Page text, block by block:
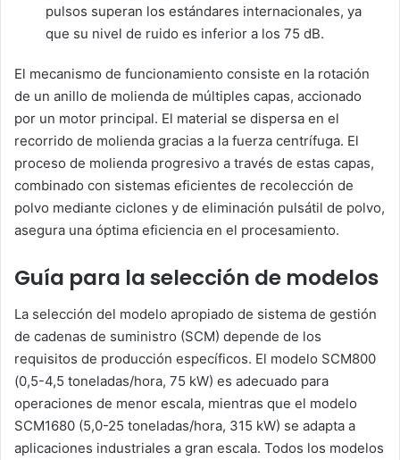
pulsos superan los estándares internacionales, ya
que su nivel de ruido es inferior a los 75 dB.
El mecanismo de funcionamiento consiste en la rotación
de un anillo de molienda de múltiples capas, accionado
por un motor principal. El material se dispersa en el
recorrido de molienda gracias a la fuerza centrífuga. El
proceso de molienda progresivo a través de estas capas,
combinado con sistemas eficientes de recolección de
polvo mediante ciclones y de eliminación pulsátil de polvo,
asegura una óptima eficiencia en el procesamiento.
Guía para la selección de modelos
La selección del modelo apropiado de sistema de gestión
de cadenas de suministro (SCM) depende de los
requisitos de producción específicos. El modelo SCM800
(0,5-4,5 toneladas/hora, 75 kW) es adecuado para
operaciones de menor escala, mientras que el modelo
SCM1680 (5,0-25 toneladas/hora, 315 kW) se adapta a
aplicaciones industriales a gran escala. Todos los modelos